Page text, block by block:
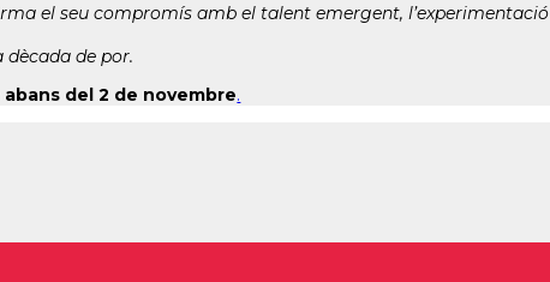
el seu compromís amb el talent emergent, l’experimentació
dècada de por.
del 2 de novembre.